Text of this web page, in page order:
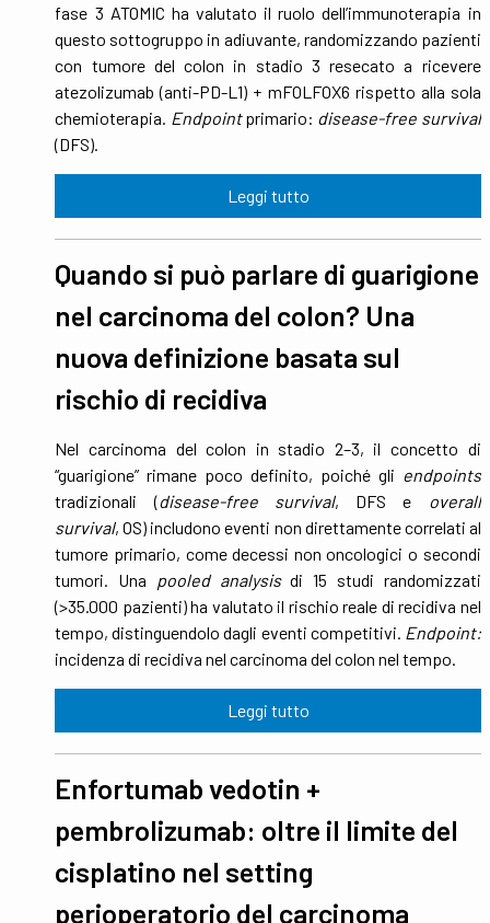
fase 3 ATOMIC ha valutato il ruolo dell’immunoterapia in
questo sottogruppo in adiuvante, randomizzando pazienti
con tumore del colon in stadio 3 resecato a ricevere
atezolizumab (anti-PD-L1) + mFOLFOX6 rispetto alla sola
chemioterapia. Endpointprimario: disease-free survival
(DFS).
Leggi tutto
Quando si può parlare di guarigione
nel carcinoma del colon? Una
nuova definizione basata sul
rischio di recidiva
Nel carcinoma del colon in stadio 2–3, il concetto di
“guarigione” rimane poco definito, poiché gli endpoints
tradizionali (disease-free survival, DFS e overall
survival, OS) includono eventi non direttamente correlati al
tumore primario, come decessi non oncologici o secondi
tumori. Una pooled analysisdi 15 studi randomizzati
(>35.000 pazienti) ha valutato il rischio reale di recidiva nel
tempo, distinguendolo dagli eventi competitivi. Endpoint:
incidenza di recidiva nel carcinoma del colon nel tempo.
Leggi tutto
Enfortumab vedotin +
pembrolizumab: oltre il limite del
cisplatino nel setting
perioperatorio del carcinoma